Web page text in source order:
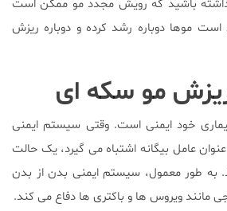
باشید که رویش مجدد مو ممکن است
موها دوباره رشد کرده و دوباره ریزش
مو سکه ای
خود ایمنی است. وقتی سیستم ایمنی
عامل بیگانه اشتباه می گیرد، یک حالت
به طور معمول، سیستم ایمنی بدن از بدن
مانند ویروس ها و باکتری ها دفاع می کند.